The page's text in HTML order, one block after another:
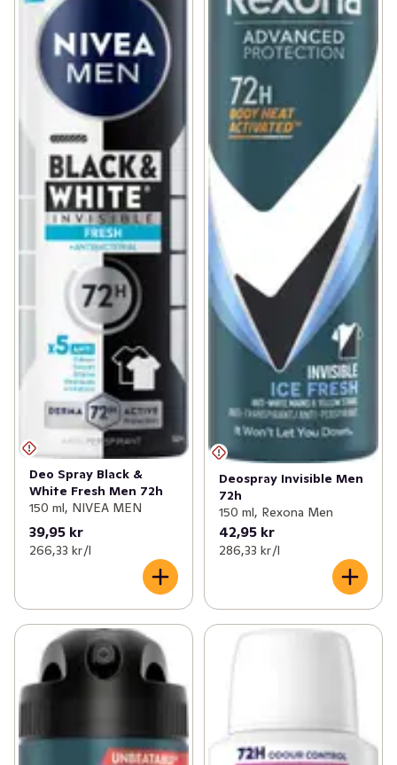
Deo Spray Black &
White Fresh Men 72h
150 ml, NIVEA MEN
39,95 kr
266,33 kr /l
Deospray Invisible Men
72h
150 ml, Rexona Men
42,95 kr
286,33 kr /l